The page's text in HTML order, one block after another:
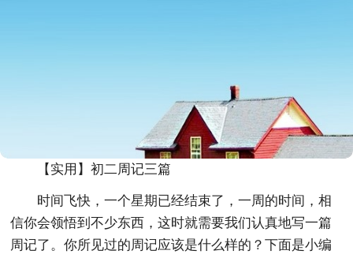
【实用】初二周记三篇
时间飞快，一个星期已经结束了，一周的时间，相
信你会领悟到不少东西，这时就需要我们认真地写一篇
周记了。你所见过的周记应该是什么样的？下面是小编